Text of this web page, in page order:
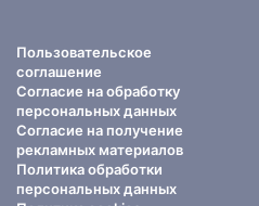
Пользовательское
соглашение
Согласие на обработку
персональных данных
Согласие на получение
рекламных материалов
Политика обработки
персональных данных